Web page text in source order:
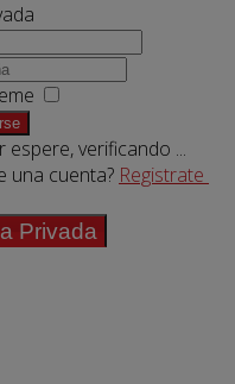
espere, verificando ...
una cuenta? Registrate
Privada